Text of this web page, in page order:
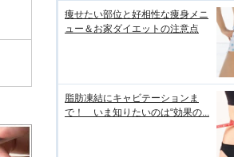
痩せたい部位と好相性な痩身メニ
ュー＆お家ダイエットの注意点
脂肪凍結にキャビテーションま
で！ いま知りたいのは“効果の...